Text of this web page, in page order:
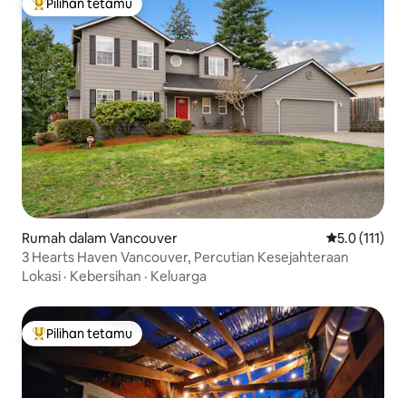
Pilihan utama tetamu
Pilihan tetamu
Rumah dalam Vancouver Penarafan
5.0 (111)
3 Hearts Haven Vancouver, Percutian Kesejahteraan
Lokasi · Kebersihan · Keluarga
Pilihan utama tetamu
Pilihan tetamu